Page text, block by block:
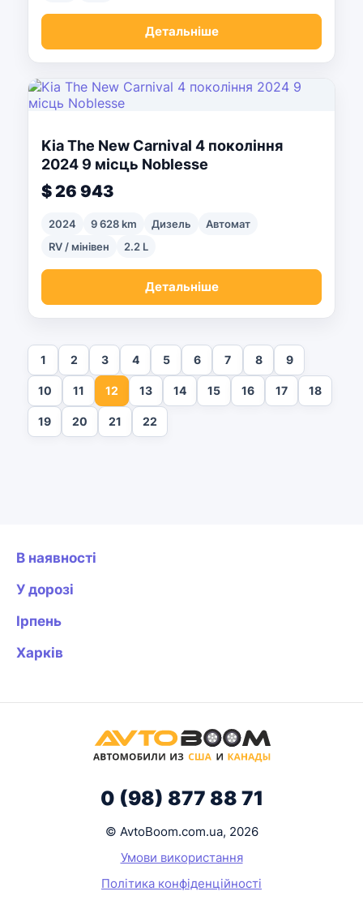
Детальніше
Kia The New Carnival 4 покоління
2024 9 місць Noblesse
$ 26 943
2024 9 628 km Дизель
Автомат
RV / мінівен
2.2 L
Детальніше
1 2 3 4 5 6 7 8 9
10 11 12 13 14 15 16 17 18
19 20 21 22
В наявності
У дорозі
Ірпень
Харків
0 (98) 877 88 71
© AvtoBoom.com.ua, 2026
Умови використання
Політика конфіденційності